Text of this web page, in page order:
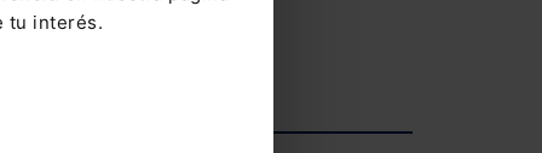
tu interés.